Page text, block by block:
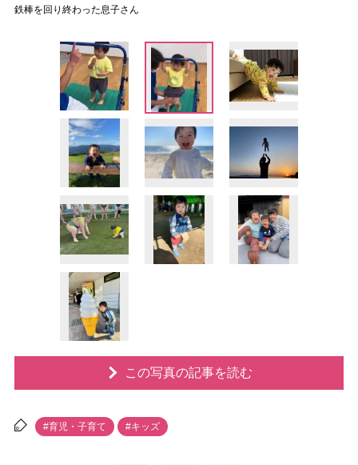
鉄棒を回り終わった息子さん
この写真の記事を読む
#育児・子育て #キッズ